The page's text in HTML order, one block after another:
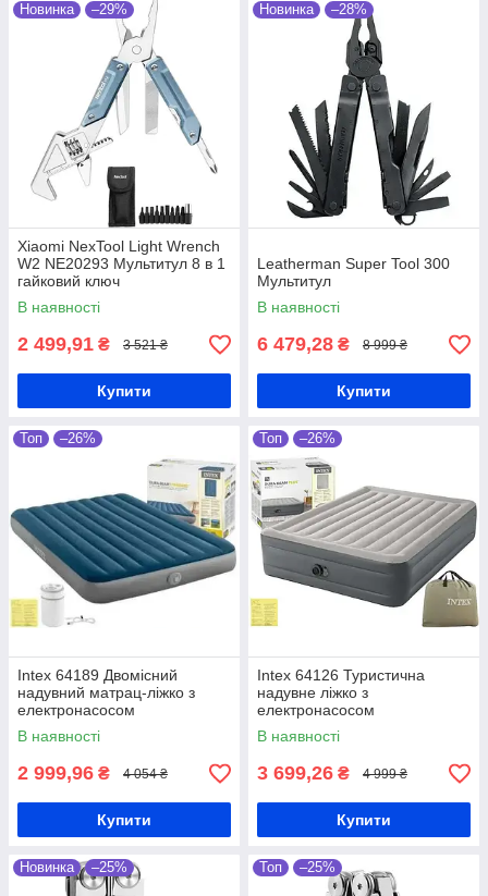
Новинка –29%
Xiaomi NexTool Light Wrench
W2 NE20293 Мультитул 8 в 1
гайковий ключ
В наявності
2 499,91 ₴ 3 521 ₴
Купити
Новинка –28%
Leatherman Super Tool 300
Мультитул
В наявності
6 479,28 ₴ 8 999 ₴
Купити
Топ –26%
Intex 64189 Двомісний
надувний матрац-ліжко з
електронасосом
В наявності
2 999,96 ₴ 4 054 ₴
Купити
Топ –26%
Intex 64126 Туристична
надувне ліжко з
електронасосом
В наявності
3 699,26 ₴ 4 999 ₴
Купити
Новинка –25% Топ –25%